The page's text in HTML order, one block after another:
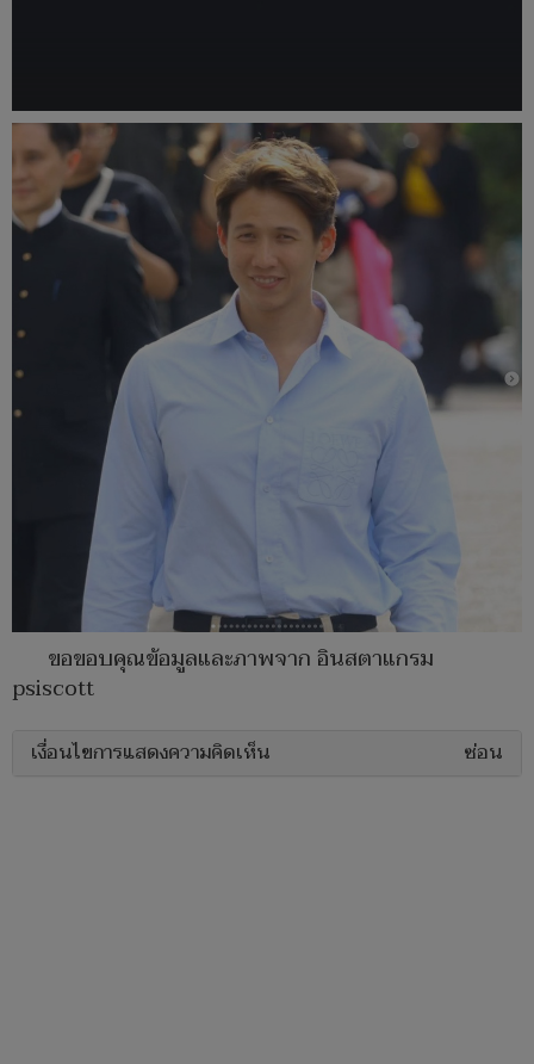
ขอขอบคุณข้อมูลและภาพจาก อินสตาแกรม
psiscott
เงื่อนไขการแสดงความคิดเห็น ซ่อน